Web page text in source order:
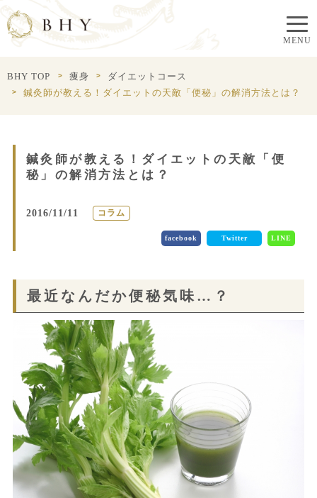
BHY TOP 痩身
ダイエットコース
鍼灸師が教える！ダイエットの天敵「便秘」の解消方法とは？
鍼灸師が教える！ダイエットの天敵「便
秘」の解消方法とは？
2016/11/11 コラム
facebook Twitter LINE
最近なんだか便秘気味…？